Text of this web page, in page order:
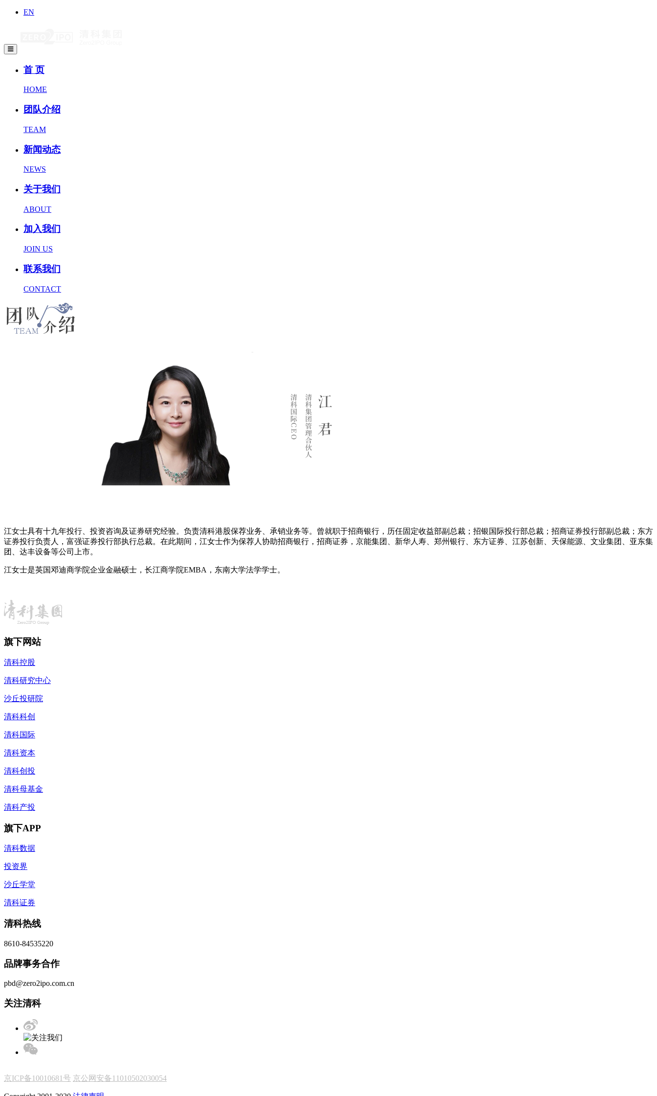
EN
首 页
HOME
团队介绍
TEAM
新闻动态
NEWS
关于我们
ABOUT
加入我们
JOIN US
联系我们
CONTACT
江女士具有十九年投行、投资咨询及证券研究经验。负责清科港股保荐业务、承销业务等。曾就职于招商银行，历任固定收益部副总裁；招银国际投行部总裁；招商证券投行部副总裁；东方
证券投行负责人，富强证券投行部执行总裁。在此期间，江女士作为保荐人协助招商银行，招商证券，京能集团、新华人寿、郑州银行、东方证券、江苏创新、天保能源、文业集团、亚东集
团、达丰设备等公司上市。
江女士是英国邓迪商学院企业金融硕士，长江商学院EMBA，东南大学法学学士。
旗下网站
清科控股
清科研究中心
沙丘投研院
清科科创
清科国际
清科资本
清科创投
清科母基金
清科产投
旗下APP
清科数据
投资界
沙丘学堂
清科证券
清科热线
8610-84535220
品牌事务合作
pbd@zero2ipo.com.cn
关注清科
京ICP备10010681号 京公网安备11010502030054